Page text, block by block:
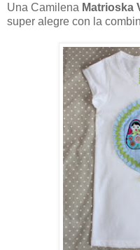
Una Camilena Matrioska
super alegre con la